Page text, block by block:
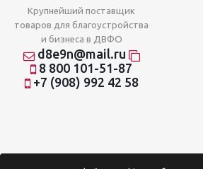
Крупнейший поставщик
товаров для благоустройства
и бизнеса в ДВФО
d8e9n@mail.ru
8 800 101-51-87
+7 (908) 992 42 58